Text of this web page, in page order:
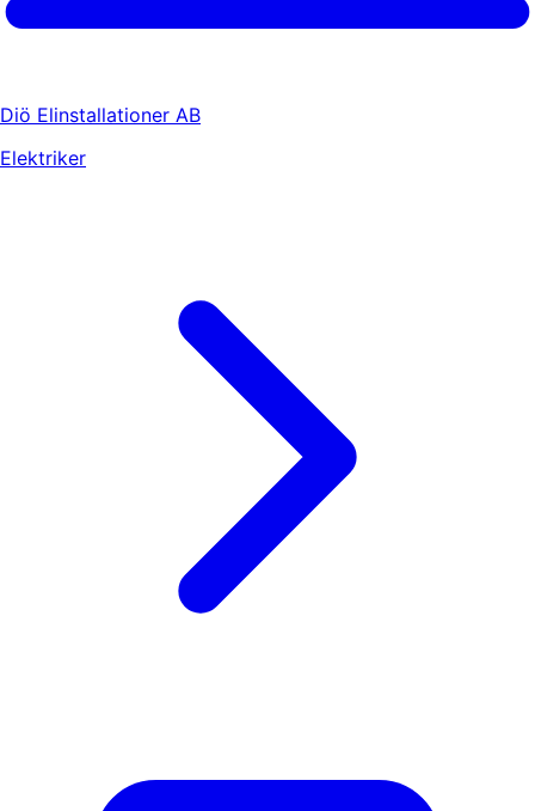
Diö Elinstallationer AB
Elektriker